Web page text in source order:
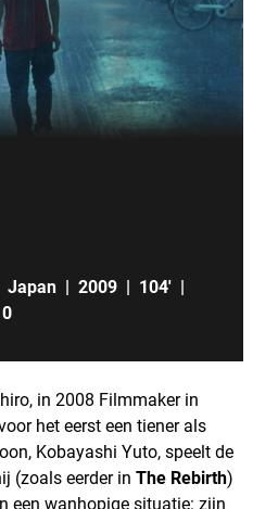
Japan | 2009 | 104' |
in 2008 Filmmaker in
het eerst een tiener als
Kobayashi Yuto, speelt de
(zoals eerder in The Rebirth)
een wanhopige situatie: zijn